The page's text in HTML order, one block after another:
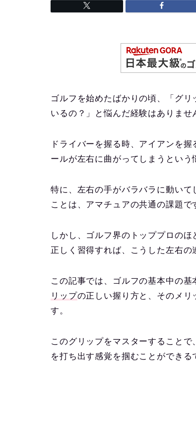
ゴルフを始めたばかりの頃、「グ
いるの？」と悩んだ経験はありませ
ドライバーを握る時、アイアンを
ールが左右に曲がってしまうという
特に、左右の手がバラバラに動い
ことは、アマチュアの共通の課題で
しかし、ゴルフ界のトッププロの
正しく習得すれば、こうした左右の
この記事では、ゴルフの基本中の
リップの正しい握り方と、そのメリ
す。
このグリップをマスターすること
を打ち出す感覚を掴むことができる